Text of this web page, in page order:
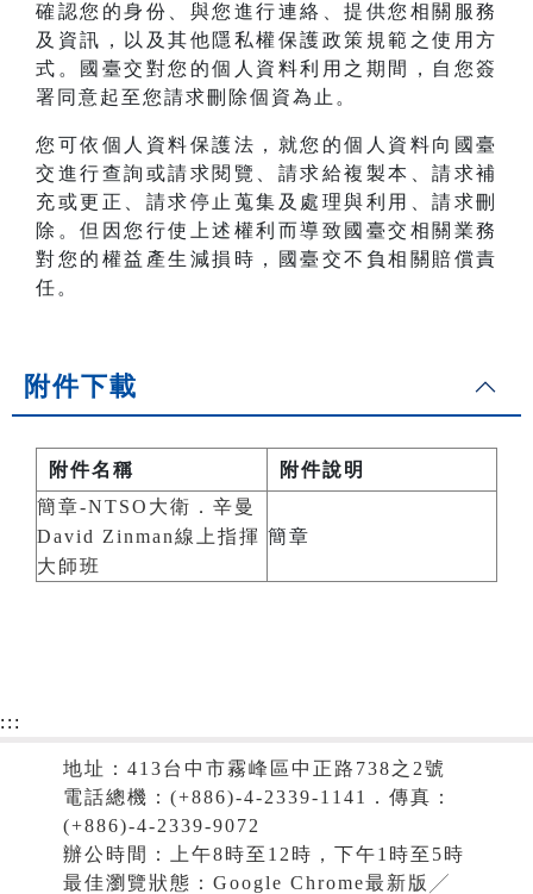
確認您的身份、與您進行連絡、提供您相關服務
及資訊，以及其他隱私權保護政策規範之使用方
式。國臺交對您的個人資料利用之期間，自您簽
署同意起至您請求刪除個資為止。
您可依個人資料保護法，就您的個人資料向國臺
交進行查詢或請求閱覽、請求給複製本、請求補
充或更正、請求停止蒐集及處理與利用、請求刪
除。但因您行使上述權利而導致國臺交相關業務
對您的權益產生減損時，國臺交不負相關賠償責
任。
附件下載
附件名稱
附件說明
簡章-NTSO大衛．辛曼
David Zinman線上指揮
大師班
簡章
:::
地址：413台中市霧峰區中正路738之2號
電話總機：(+886)-4-2339-1141．傳真：
(+886)-4-2339-9072
辦公時間：上午8時至12時，下午1時至5時
最佳瀏覽狀態：Google Chrome最新版╱